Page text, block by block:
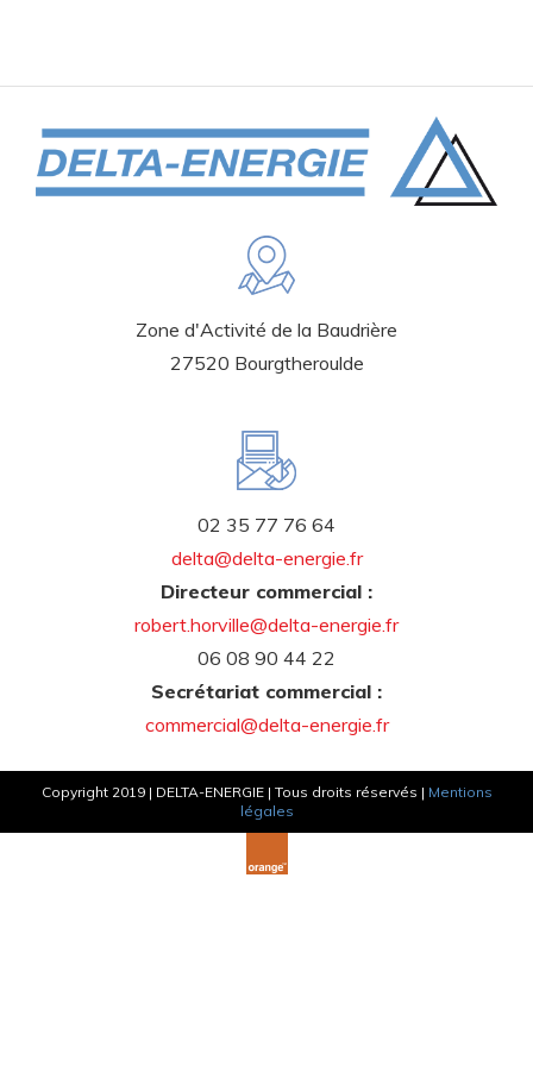
Zone d'Activité de la Baudrière
27520 Bourgtheroulde
02 35 77 76 64
delta@delta-energie.fr
Directeur commercial :
robert.horville@delta-energie.fr
06 08 90 44 22
Secrétariat commercial :
commercial@delta-energie.fr
Copyright 2019 | DELTA-ENERGIE | Tous droits réservés | Mentions
légales